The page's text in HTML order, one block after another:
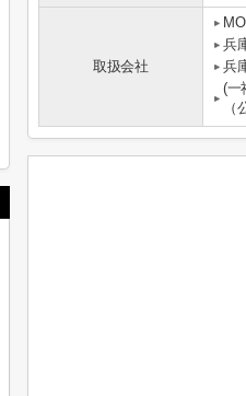
取扱会社
兵
兵
(一